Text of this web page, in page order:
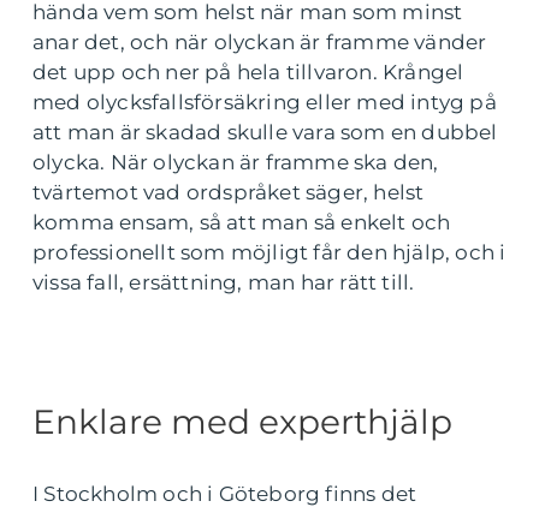
hända vem som helst när man som minst
anar det, och när olyckan är framme vänder
det upp och ner på hela tillvaron. Krångel
med olycksfallsförsäkring eller med intyg på
att man är skadad skulle vara som en dubbel
olycka. När olyckan är framme ska den,
tvärtemot vad ordspråket säger, helst
komma ensam, så att man så enkelt och
professionellt som möjligt får den hjälp, och i
vissa fall, ersättning, man har rätt till.
Enklare med experthjälp
I Stockholm och i Göteborg finns det